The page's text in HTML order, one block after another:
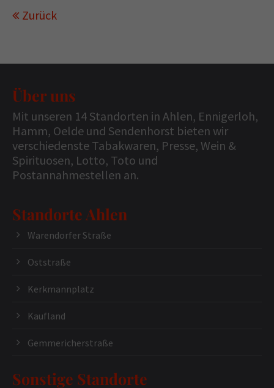
Zurück
Über uns
Mit unseren 14 Standorten in Ahlen, Ennigerloh,
Hamm, Oelde und Sendenhorst bieten wir
verschiedenste Tabakwaren, Presse, Wein &
Spirituosen, Lotto, Toto und
Postannahmestellen an.
Standorte Ahlen
Warendorfer Straße
Oststraße
Kerkmannplatz
Kaufland
Gemmericherstraße
Sonstige Standorte